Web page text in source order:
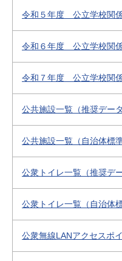
令和５年度 公立学校関
令和６年度 公立学校関
令和７年度 公立学校関
公共施設一覧（推奨デー
公共施設一覧（自治体標
公衆トイレ一覧（推奨デ
公衆トイレ一覧（自治体
公衆無線LANアクセスポ